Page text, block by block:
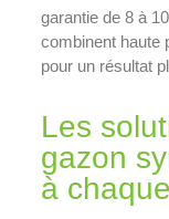
garantie de 8 à
combinent haute
pour un résultat
Les
gazon
à